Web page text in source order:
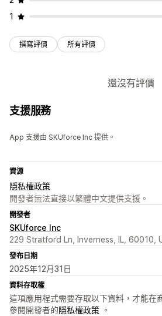
1
撰寫評價 所有評價
還沒有評價
支援服務
App 支援由 SKUforce Inc 提供。
資源
隱私權政策
開發者無法直接以繁體中文提供支援。
開發者
SKUforce Inc
229 Stratford Ln, Inverness, IL, 60010,
發布日期
2025年12月31日
資料存取權
這項應用程式需要存取以下資料，才能在
參閱開發者的隱私權政策 。